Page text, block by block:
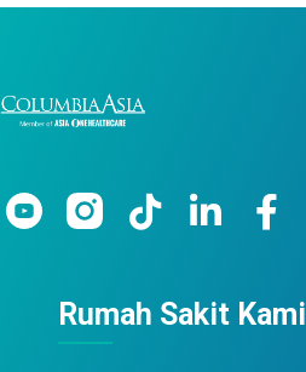
Rumah Sakit Kami